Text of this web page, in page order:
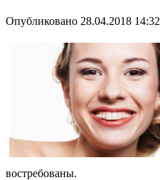
Опубликовано 28.04.2018 14:32
востребованы.